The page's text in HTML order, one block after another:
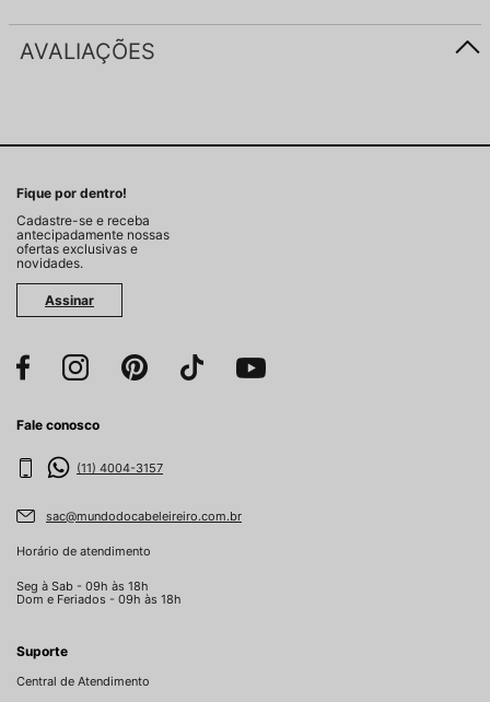
AVALIAÇÕES
Fique por dentro!
Cadastre-se e receba
antecipadamente nossas
ofertas exclusivas e
novidades.
Assinar
Fale conosco
(11) 4004-3157
sac@mundodocabeleireiro.com.br
Horário de atendimento
Seg à Sab - 09h às 18h
Dom e Feriados - 09h às 18h
Suporte
Central de Atendimento